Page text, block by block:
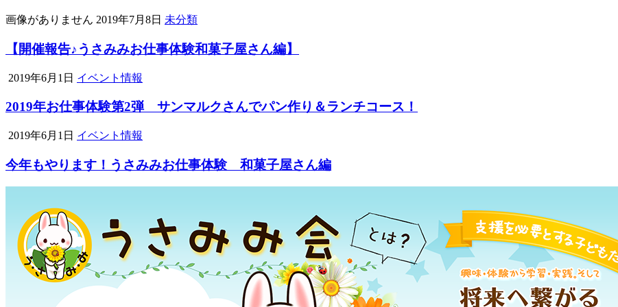
画像がありません 2019年7月8日 未分類
【開催報告♪うさみみお仕事体験和菓子屋さん編】
2019年6月1日 イベント情報
2019年お仕事体験第2弾 サンマルクさんでパン作り＆ランチコース！
2019年6月1日 イベント情報
今年もやります！うさみみお仕事体験 和菓子屋さん編